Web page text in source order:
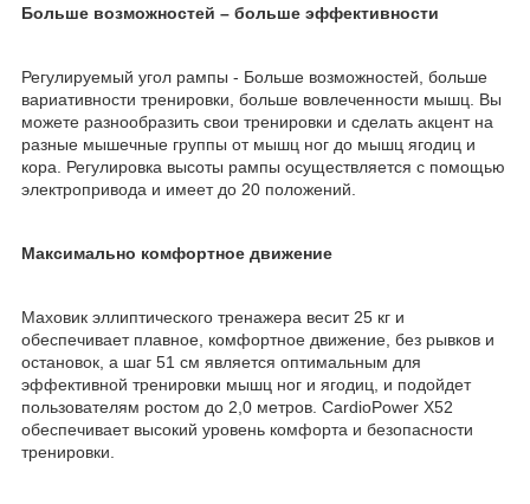
Больше возможностей – больше эффективности
Регулируемый угол рампы - Больше возможностей, больше
вариативности тренировки, больше вовлеченности мышц. Вы
можете разнообразить свои тренировки и сделать акцент на
разные мышечные группы от мышц ног до мышц ягодиц и
кора. Регулировка высоты рампы осуществляется с помощью
электропривода и имеет до 20 положений.
Максимально комфортное движение
Маховик эллиптического тренажера весит 25 кг и
обеспечивает плавное, комфортное движение, без рывков и
остановок, а шаг 51 см является оптимальным для
эффективной тренировки мышц ног и ягодиц, и подойдет
пользователям ростом до 2,0 метров. CardioPower X52
обеспечивает высокий уровень комфорта и безопасности
тренировки.